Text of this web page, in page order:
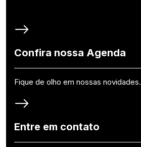
Confira nossa Agenda
Fique de olho em nossas novidades.
Entre em contato